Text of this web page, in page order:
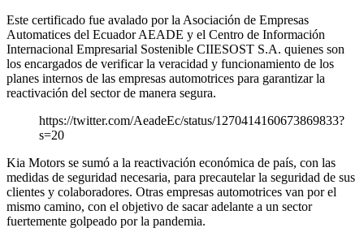
Este certificado fue avalado por la Asociación de Empresas
Automatices del Ecuador AEADE y el Centro de Información
Internacional Empresarial Sostenible CIIESOST S.A. quienes son
los encargados de verificar la veracidad y funcionamiento de los
planes internos de las empresas automotrices para garantizar la
reactivación del sector de manera segura.
https://twitter.com/AeadeEc/status/1270414160673869833?
s=20
Kia Motors se sumó a la reactivación económica de país, con las
medidas de seguridad necesaria, para precautelar la seguridad de sus
clientes y colaboradores. Otras empresas automotrices van por el
mismo camino, con el objetivo de sacar adelante a un sector
fuertemente golpeado por la pandemia.